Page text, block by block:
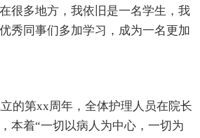
很多地方，我依旧是一名学生，我
秀同事们多加学习，成为一名更加
第xx周年，全体护理人员在院长
本着“一切以病人为中心，一切为